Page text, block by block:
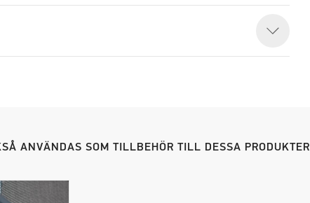
ANVÄNDAS SOM TILLBEHÖR TILL DESSA PRODUKTER